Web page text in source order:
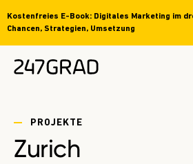
Kostenfreies E-Book: Digitales Marketing im
Chancen, Strategien, Umsetzung
PROJEKTE
Zurich